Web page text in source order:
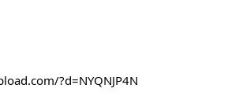
?d=NYQNJP4N